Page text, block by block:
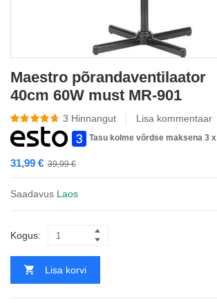
Maestro põrandaventilaator
40cm 60W must MR-901
3 Hinnangut Lisa kommentaar
Tasu kolme võrdse maksena 3 x
39,99€
31,99 €
Saadavus Laos
Kogus:
Lisa korvi